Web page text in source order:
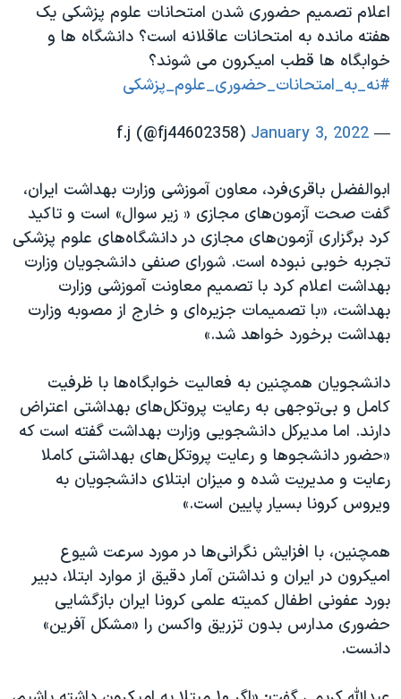
سفر پرزیدنت ترامپ به چین
اعلام تصمیم حضوری شدن امتحانات علوم پزشکی یک
هفته مانده به امتحانات عاقلانه است؟ دانشگاه ها و
خوابگاه ها قطب امیکرون می شوند؟
#نه_به_امتحانات_حضوری_علوم_پزشکی
— f.j (@fj44602358)
January 3, 2022
ابوالفضل باقری‌فرد، معاون آموزشی وزارت بهداشت ایران،
گفت صحت آزمون‌های مجازی « زیر سوال» است و تاکید
کرد برگزاری آزمون‌های مجازی در دانشگاه‌های علوم پزشکی
تجربه خوبی نبوده است. شورای صنفی دانشجویان وزارت
بهداشت اعلام کرد با تصمیم معاونت آموزشی وزارت
بهداشت، «با تصمیمات جزیره‌ای و خارج از مصوبه وزارت
بهداشت برخورد خواهد شد.»
دانشجویان همچنین به فعالیت خوابگاه‌ها با ظرفیت
کامل و بی‌توجهی به رعایت پروتکل‌های بهداشتی اعتراض
دارند. اما مدیرکل دانشجویی وزارت بهداشت گفته است که
«حضور دانشجوها و رعایت پروتکل‌های بهداشتی کاملا
رعایت و مدیریت شده و میزان ابتلای دانشجویان به
ویروس کرونا بسیار پایین است.»
همچنین، با افزایش نگرانی‌ها در مورد سرعت شیوع
امیکرون در ایران و نداشتن آمار دقیق از موارد ابتلا، دبیر
بورد عفونی اطفال کمیته علمی کرونا ایران بازگشایی
حضوری مدارس بدون تزریق واکسن را «مشکل آفرین»
دانست.